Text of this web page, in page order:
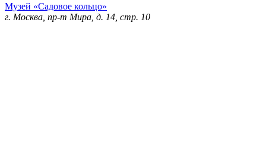
Музей «Садовое кольцо»
г. Москва, пр-т Мира, д. 14, стр. 10